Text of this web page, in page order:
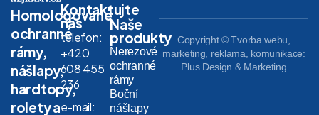
Homologované
ochranné
rámy,
nášlapy,
hardtopy,
rolety a
Kontaktujte
nás
telefon:
+420
608 455
236
e-mail:
Naše
produkty
Nerezové
ochranné
rámy
Boční
nášlapy
Copyright © Tvorba webu,
marketing, reklama, komunikace:
Plus Design & Marketing